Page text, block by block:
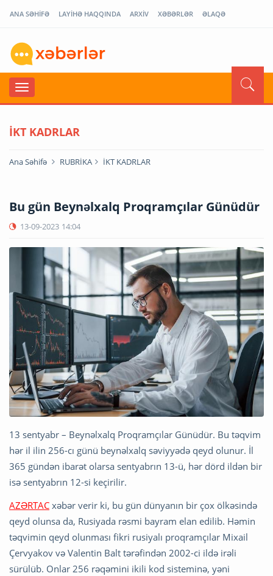
ANA SƏHİFƏ LAYİHƏ HAQQINDA ARXİV XƏBƏRLƏR ƏLAQƏ
İKT KADRLAR
Ana Səhifə RUBRİKA İKT KADRLAR
Bu gün Beynəlxalq Proqramçılar Günüdür
13-09-2023 14:04
13 sentyabr – Beynəlxalq Proqramçılar Günüdür. Bu təqvim
hər il ilin 256-cı günü beynəlxalq səviyyədə qeyd olunur. İl
365 gündən ibarət olarsa sentyabrın 13-ü, hər dörd ildən bir
isə sentyabrın 12-si keçirilir.
AZƏRTAC xəbər verir ki, bu gün dünyanın bir çox ölkəsində
qeyd olunsa da, Rusiyada rəsmi bayram elan edilib. Həmin
təqvimin qeyd olunması fikri rusiyalı proqramçılar Mixail
Çervyakov və Valentin Balt tərəfindən 2002-ci ildə irəli
sürülüb. Onlar 256 rəqəmini ikili kod sisteminə, yəni